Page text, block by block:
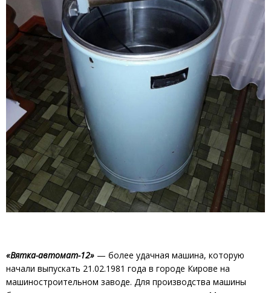
«Вятка-автомат-12» — более удачная машина, которую
начали выпускать 21.02.1981 года в городе Кирове на
машиностроительном заводе. Для производства машины